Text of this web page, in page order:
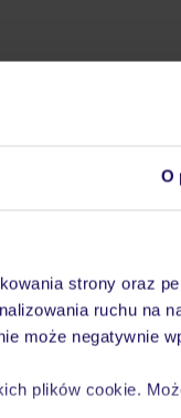
O
strony oraz
ruchu na
może negatywnie
plików cookie.